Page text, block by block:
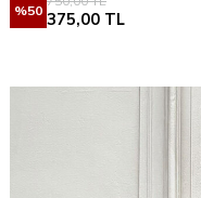
%50 375,00 TL